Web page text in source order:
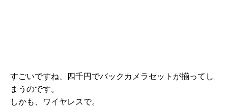
すごいですね、四千円でバックカメラセットが揃ってし
まうのです。
しかも、ワイヤレスで。